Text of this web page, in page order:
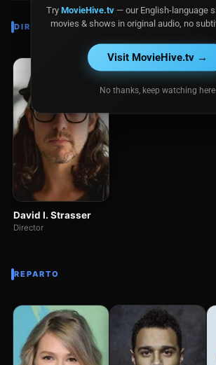
DIRECTOR
David I. Strasser
Director
REPARTO
Try MovieHive.tv— our English-language
movies & shows in original audio, no
Visit MovieHive.tv →
No thanks, keep watching here